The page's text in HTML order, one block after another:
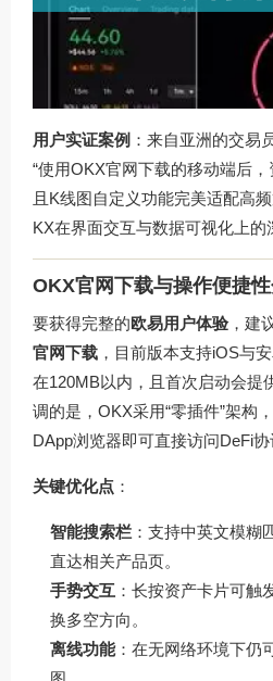
用户实证案例 ：来自亚洲的交易
“使用OKX官网下载的移动端后，
且K线图自定义功能完美适配高
KX在界面交互与数据可视化上的
OKX官网下载与操作便捷
要获得完整的欧易用户体验，建
官网下载 ，目前版本支持iOS与
在120MB以内，且首次启动会提
调的是，OKX采用“零插件”架构
DApp浏览器即可直接访问DeFi协
关键优化点 ：
智能搜索栏 ：支持中英文模糊
直达相关产品页。
手势交互 ：长按资产卡片可触
换多空方向。
离线功能：在无网络环境下仍